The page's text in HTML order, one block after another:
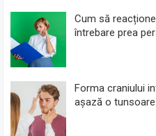
Cum să
întrebare prea
Forma craniului
așază o